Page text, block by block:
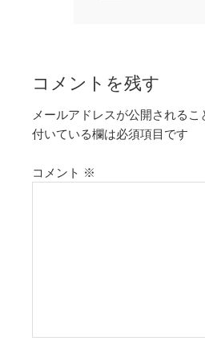
コメントを残す
メールアドレスが公開されるこ
付いている欄は必須項目です
コメント ※